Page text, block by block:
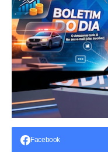
Facebook